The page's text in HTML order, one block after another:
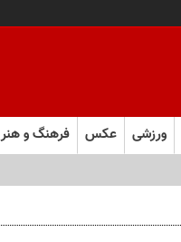
ورزشی عکس فرهنگ و هنر